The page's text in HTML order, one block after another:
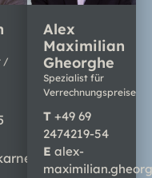
/
Alex
Maximilian
Gheorghe
Spezialist für
Verrechnungspreise
T +49 69
2474219-54
E alex-